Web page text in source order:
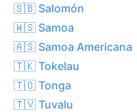
🇸🇧 Salomón
🇼🇸 Samoa
🇦🇸 Samoa Americana
🇹🇰 Tokelau
🇹🇴 Tonga
🇹🇻 Tuvalu